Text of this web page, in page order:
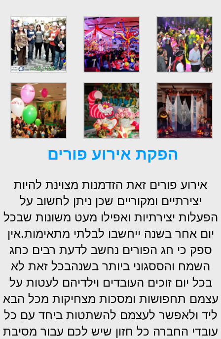
הפקת אירוע פורים
אירוע פורים זאת הזדמנות מצוינת להיות
יצירתיים ומקוריים שכן ניתן לחשוב על
הפעלות יצירתיות ואפילו מעט משונות שבכל
יום אחר בשנה ייחשבו לבלתי מתאימות.אין
ספק כי חג הפורים נחשב לדעת רבים כחג
השמח והססגוני ביותר בשנהבכל זאת לא
בכל יום זוכים העובדים וילדיהם לעטות על
עצמם תחפושות ומסכות מצחיקות מכל הבא
ליד ולאפשר לעצמם להשתטות ביחד עם כל
עובדי החברה כל חזון שיש לכם עבור מסיבת